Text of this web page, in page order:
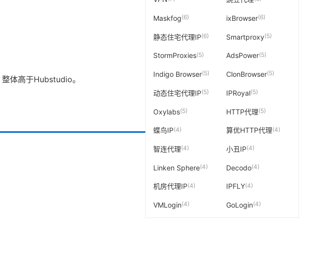
整体高于Hubstudio。
Maskfog(6) ixBrowser(6)
静态住宅代理IP(6) Smartproxy(5)
StormProxies(5) AdsPower(5)
Indigo Browser(5) ClonBrowser(5)
动态住宅代理IP(5) IPRoyal(5)
Oxylabs(5) HTTP代理(5)
蝶鸟IP(4) 算优HTTP代理(4)
智连代理(4) 小丑IP(4)
Linken Sphere(4) Decodo(4)
机房代理IP(4) IPFLY(4)
VMLogin(4) GoLogin(4)